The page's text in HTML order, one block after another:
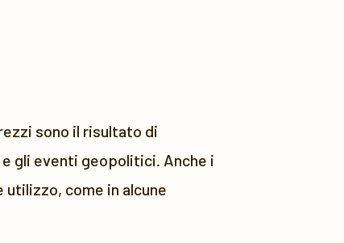
sono il risultato di
gli eventi geopolitici. Anche i
come in alcune